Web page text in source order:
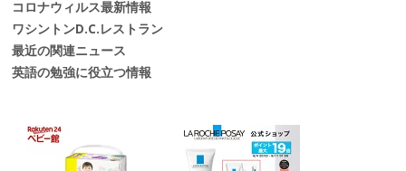
コロナウィルス最新情報
ワシントンD.C.レストラン
最近の関連ニュース
英語の勉強に役立つ情報